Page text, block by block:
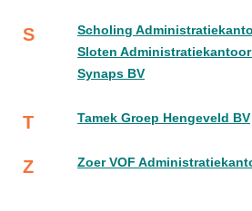
S
Scholing
Sloten Administratiekantoor
Synaps BV
T Tamek Groep Hengeveld BV
Z Zoer VOF